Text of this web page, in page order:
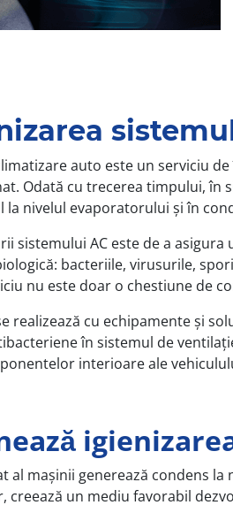
auto este un serviciu
Odată cu trecerea timpului, în
la nivelul evaporatorului și în
sistemului AC este de a
bacteriile, virusurile,
nu este doar o chestiune de
realizează cu echipamente și
în sistemul de
interioare ale
al mașinii generează condens
creează un mediu favorabil